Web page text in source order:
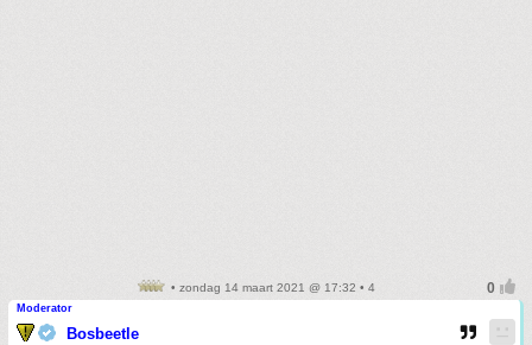
• zondag 14 maart 2021 @ 17:32 • 4
Moderator
Bosbeetle